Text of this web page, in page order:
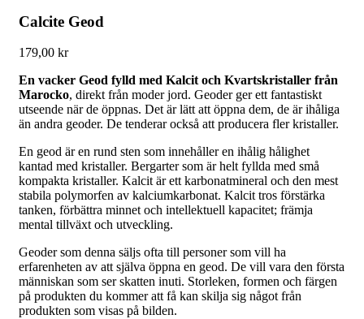
Calcite Geod
179,00 kr
En vacker Geod fylld med Kalcit och Kvartskristaller från
Marocko, direkt från moder jord. Geoder ger ett fantastiskt
utseende när de öppnas. Det är lätt att öppna dem, de är ihåliga
än andra geoder. De tenderar också att producera fler kristaller.
En geod är en rund sten som innehåller en ihålig hålighet
kantad med kristaller. Bergarter som är helt fyllda med små
kompakta kristaller. Kalcit är ett karbonatmineral och den mest
stabila polymorfen av kalciumkarbonat. Kalcit tros förstärka
tanken, förbättra minnet och intellektuell kapacitet; främja
mental tillväxt och utveckling.
Geoder som denna säljs ofta till personer som vill ha
erfarenheten av att själva öppna en geod. De vill vara den första
människan som ser skatten inuti. Storleken, formen och färgen
på produkten du kommer att få kan skilja sig något från
produkten som visas på bilden.